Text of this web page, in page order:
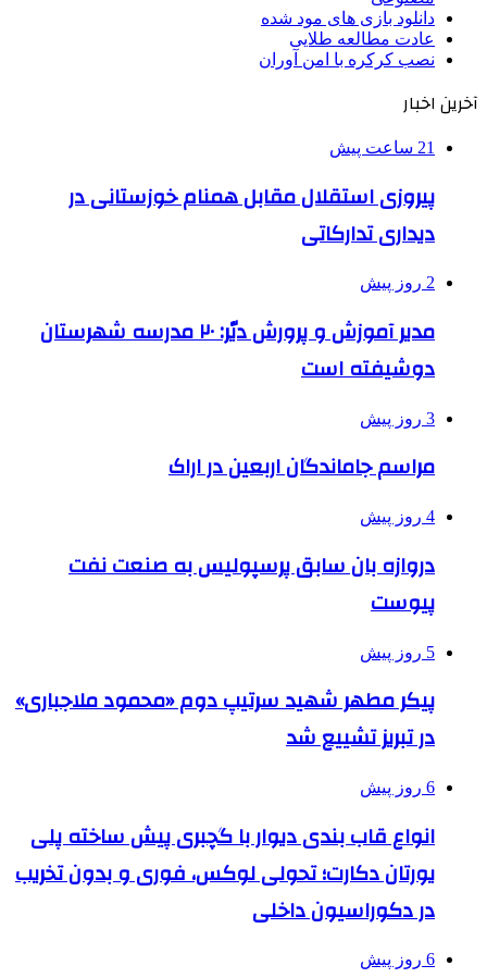
دانلود بازی های مود شده
عادت مطالعه طلایی
نصب کرکره با امن آوران
آخرین اخبار
21 ساعت پیش
پیروزی استقلال مقابل همنام خوزستانی در
دیداری تدارکاتی
2 روز پیش
مدیر آموزش و پرورش دیّر: ۲۰ مدرسه شهرستان
دوشیفته است
3 روز پیش
مراسم جاماندگان اربعین در اراک
4 روز پیش
دروازه بان سابق پرسپولیس به صنعت نفت
پیوست
5 روز پیش
پیکر مطهر شهید سرتیپ دوم «محمود ملاجباری»
در تبریز تشییع شد
6 روز پیش
انواع قاب بندی دیوار با گچبری پیش ساخته پلی
یورتان دکارت؛ تحولی لوکس، فوری و بدون تخریب
در دکوراسیون داخلی
6 روز پیش